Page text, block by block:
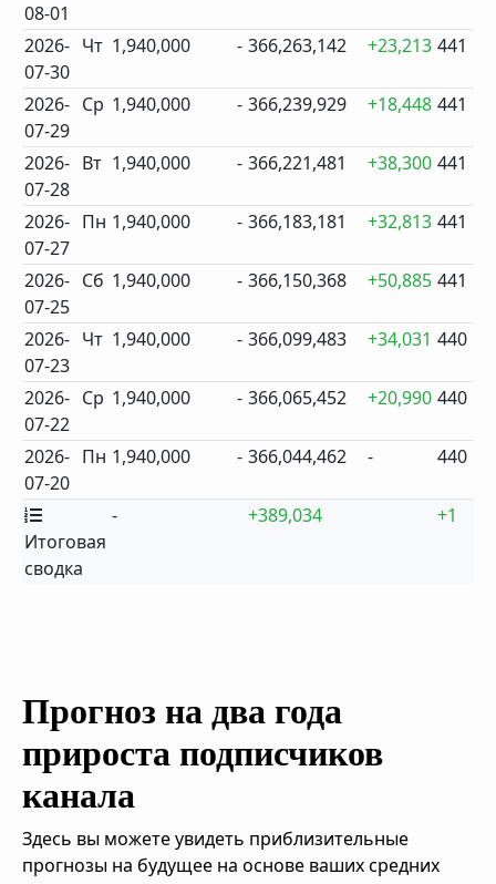
08-01
2026-
07-30
Чт 1,940,000 - 366,263,142 +23,213 441
2026-
07-29
Ср 1,940,000 - 366,239,929 +18,448 441
2026-
07-28
Вт 1,940,000 - 366,221,481 +38,300 441
2026-
07-27
Пн 1,940,000 - 366,183,181 +32,813 441
2026-
07-25
Сб 1,940,000 - 366,150,368 +50,885 441
2026-
07-23
Чт 1,940,000 - 366,099,483 +34,031 440
2026-
07-22
Ср 1,940,000 - 366,065,452 +20,990 440
2026-
07-20
Пн 1,940,000 - 366,044,462 - 440
Итоговая
сводка
- +389,034 +1
Прогноз на два года
прироста подписчиков
канала
Здесь вы можете увидеть приблизительные
прогнозы на будущее на основе ваших средних